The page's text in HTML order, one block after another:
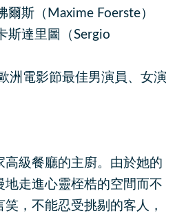
（Maxime Foerste）
里圖（Sergio
洲電影節最佳男演員、女演
高級餐廳的主廚。由於她的
地走進心靈桎梏的空間而不
笑，不能忍受挑剔的客人，